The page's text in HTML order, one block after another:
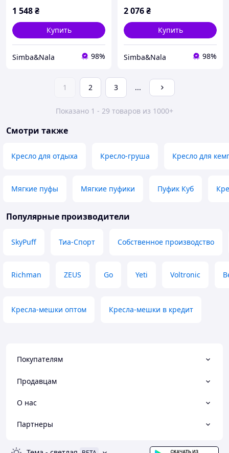
1 548₴
Купить
Simba&Nala 98%
2 076₴
Купить
Simba&Nala 98%
1 2 3 ...
Показано 1 - 29 товаров из 1000+
Смотри также
Кресло для отдыха Кресло-груша Кресло для
Мягкие пуфы Мягкие пуфики Пуфик Куб
Популярные производители
SkyPuff Тиа-Спорт Собственное производство
Richman ZEUS Go Yeti Voltronic
Кресла-мешки оптом Кресла-мешки в кредит
Покупателям
Продавцам
О нас
Партнеры